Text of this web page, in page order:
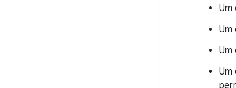
Um
Um
Um
Um